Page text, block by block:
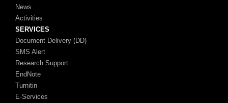
News
Activities
SERVICES
Document Delivery (DD)
SMS Alert
Research Support
EndNote
Turnitin
E-Services